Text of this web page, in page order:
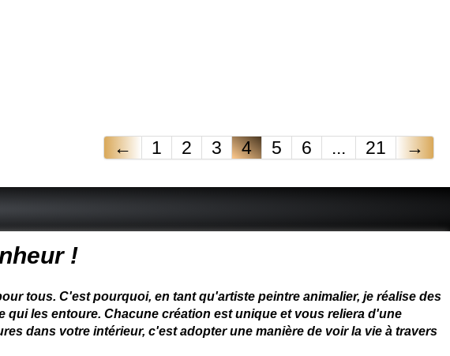
← 1 2 3 4 5 6 ... 21 →
!
tous. C'est pourquoi, en tant qu'artiste peintre animalier, je réalise des
les entoure. Chacune création est unique et vous reliera d'une
dans votre intérieur, c'est adopter une manière de voir la vie à travers